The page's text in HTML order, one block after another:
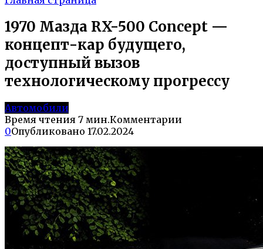
1970 Мазда RX-500 Concept —
концепт-кар будущего,
доступный вызов
технологическому прогрессу
Автомобили
Время чтения 7 мин.Комментарии
0Опубликовано 17.02.2024